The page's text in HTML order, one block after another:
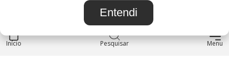
Início Pesquisar Menu
INSTITUCIONAL
Entendi